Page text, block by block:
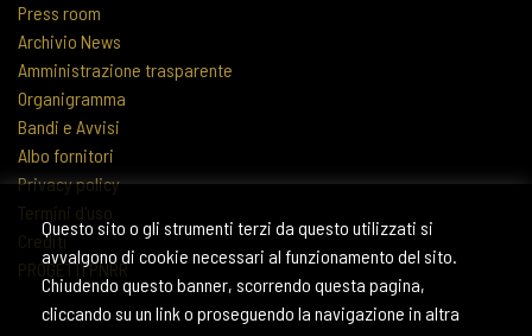
Questo sito o gli strumenti terzi da questo utilizzati si
avvalgono di cookie necessari al funzionamento del sito.
Chiudendo questo banner, scorrendo questa pagina,
cliccando su un link o proseguendo la navigazione in altra
Press room
Archivio News
Amministrazione trasparente
Organigramma
Bandi e Avvisi
Albo fornitori
Privacy policy
Termini d'uso
Crediti
PROGETTI PNRR